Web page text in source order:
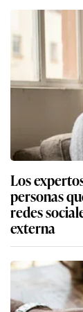
Los
personas
redes
externa